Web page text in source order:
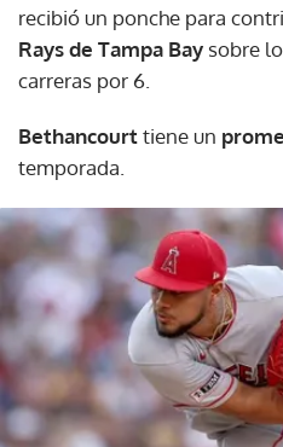
recibió un ponche para
Rays de Tampa Bay sobre
carreras por 6.
Bethancourttiene un
temporada.